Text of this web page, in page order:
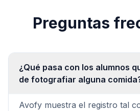
Preguntas
¿Qué pasa con los alumnos
de fotografiar alguna
Avofy muestra el registro tal